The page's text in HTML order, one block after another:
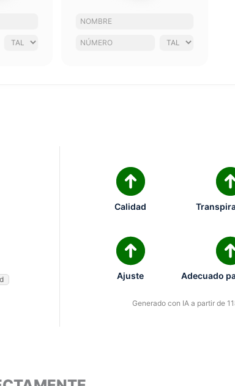
Calidad
Ajuste Adecuado
Generado con IA a partir de